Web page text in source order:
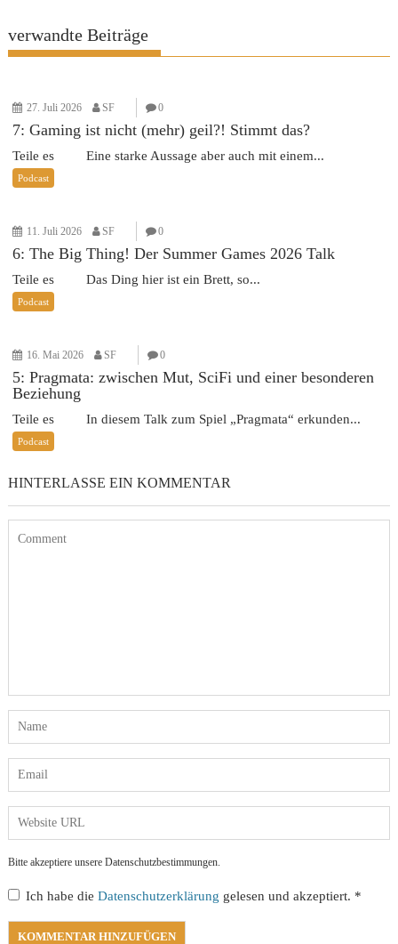
verwandte Beiträge
27. Juli 2026 SF 0
7: Gaming ist nicht (mehr) geil?! Stimmt das?
Teile es Eine starke Aussage aber auch mit einem...
Podcast
11. Juli 2026 SF 0
6: The Big Thing! Der Summer Games 2026 Talk
Teile es Das Ding hier ist ein Brett, so...
Podcast
16. Mai 2026 SF 0
5: Pragmata: zwischen Mut, SciFi und einer besonderen
Beziehung
Teile es In diesem Talk zum Spiel „Pragmata“ erkunden...
Podcast
HINTERLASSE EIN KOMMENTAR
Bitte akzeptiere unsere Datenschutzbestimmungen.
Ich habe dieDatenschutzerklärung gelesen und akzeptiert. *